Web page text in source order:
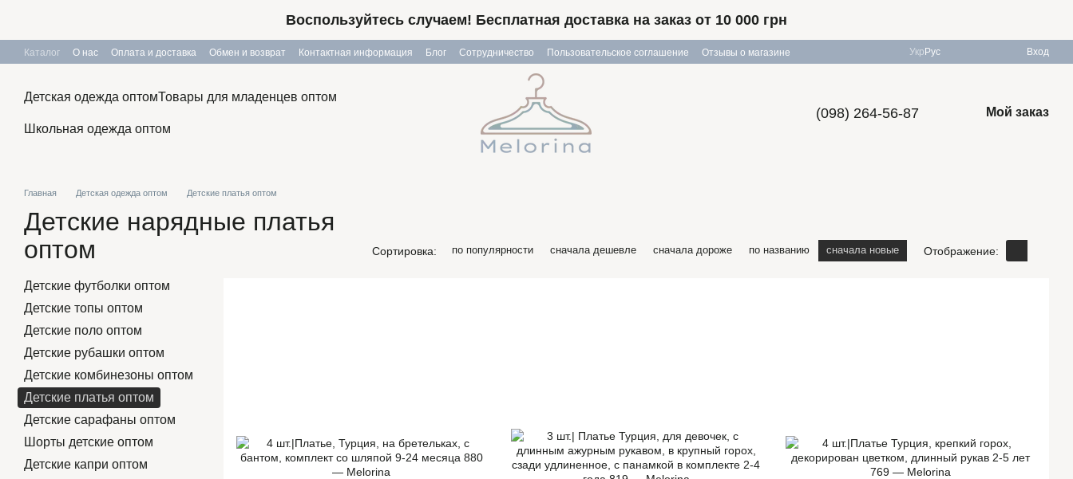
Воспользуйтесь случаем! Бесплатная доставка на заказ от 10 000 грн
Каталог О нас Оплата и доставка Обмен и возврат Контактная информация Блог Сотрудничество Пользовательское соглашение
Отзывы о магазине
Укр Рус Вход
Детская одежда оптомТовары для младенцев оптом
Школьная одежда оптом
(098) 264-56-87 Мой заказ
Главная Детская одежда оптом Детские платья оптом
Детские нарядные платья
оптом
Сортировка: по популярности сначала дешевле сначала дороже по названию сначала новые Отображение:
Детские футболки оптом
Детские топы оптом
Детские поло оптом
Детские рубашки оптом
Детские комбинезоны оптом
Детские платья оптом
Детские сарафаны оптом
Шорты детские оптом
Детские капри оптом